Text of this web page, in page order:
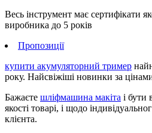
Весь інструмент має сертифікати
виробника до 5 років
Пропозиції
купити акумуляторний тример
року. Найсвіжіші новинки за
Бажаєте шліфмашина макіта і бути
якості товарі, і щодо
клієнта.